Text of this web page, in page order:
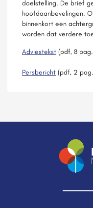
doelstelling. De brief
hoofdaanbevelingen.
binnenkort een
worden dat verdere
Adviestekst (pdf, 8
Persbericht (pdf, 2